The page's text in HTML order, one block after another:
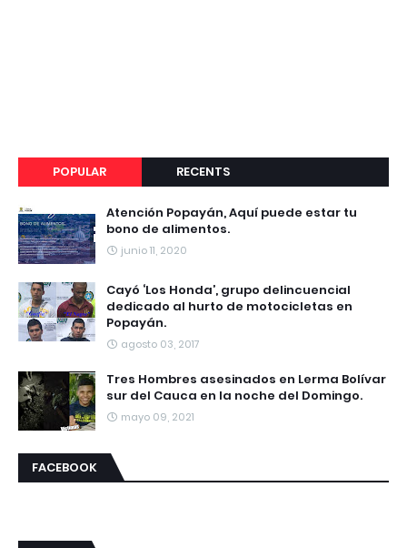
POPULAR RECENTS
Atención Popayán, Aquí puede estar tu
bono de alimentos.
junio 11, 2020
Cayó ‘Los Honda’, grupo delincuencial
dedicado al hurto de motocicletas en
Popayán.
agosto 03, 2017
Tres Hombres asesinados en Lerma Bolívar
sur del Cauca en la noche del Domingo.
mayo 09, 2021
FACEBOOK